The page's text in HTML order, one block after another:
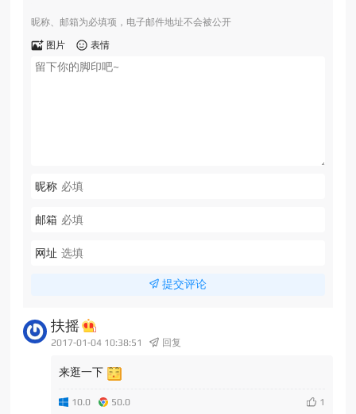
昵称、邮箱为必填项，电子邮件地址不会被公开
图片 表情
昵称
邮箱
网址
提交评论
扶摇
2017-01-04 10:38:51 回复
来逛一下
10.0 50.0